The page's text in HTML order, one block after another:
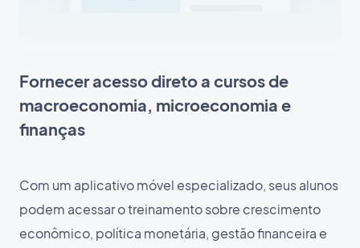
Fornecer acesso direto a cursos de
macroeconomia, microeconomia e
finanças
Com um aplicativo móvel especializado, seus alunos
podem acessar o treinamento sobre crescimento
econômico, política monetária, gestão financeira e